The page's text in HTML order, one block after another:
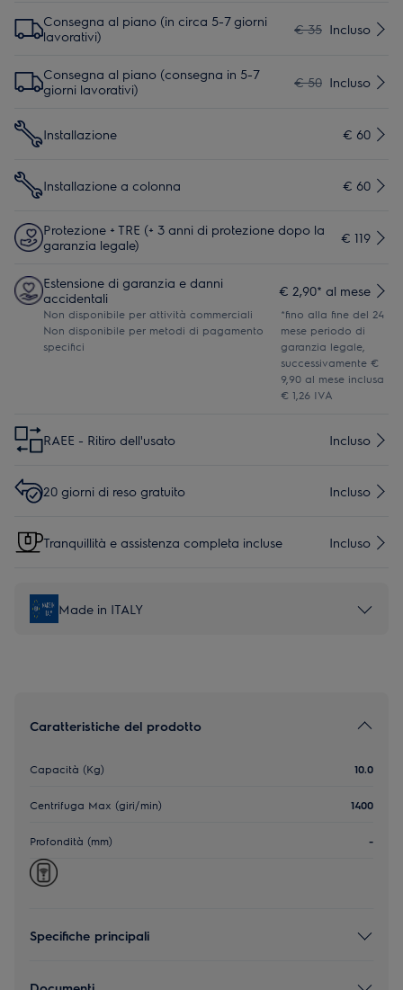
Consegna al piano (in circa 5-7 giorni
lavorativi)
€ 35 Incluso
Consegna al piano (consegna in 5-7
giorni lavorativi)
€ 50 Incluso
Installazione € 60
Installazione a colonna € 60
Protezione + TRE (+ 3 anni di protezione dopo la
garanzia legale)
€ 119
Estensione di garanzia e danni
accidentali
€ 2,90* al mese
Non disponibile per attività commerciali
Non disponibile per metodi di pagamento
specifici
*fino alla fine del 24
mese periodo di
garanzia legale,
successivamente €
9,90 al mese inclusa
€ 1,26 IVA
RAEE - Ritiro dell'usato Incluso
20 giorni di reso gratuito Incluso
Tranquillità e assistenza completa incluse Incluso
Made in ITALY
Caratteristiche del prodotto
Capacità (Kg) 10.0
Centrifuga Max (giri/min) 1400
Profondità (mm) -
Specifiche principali